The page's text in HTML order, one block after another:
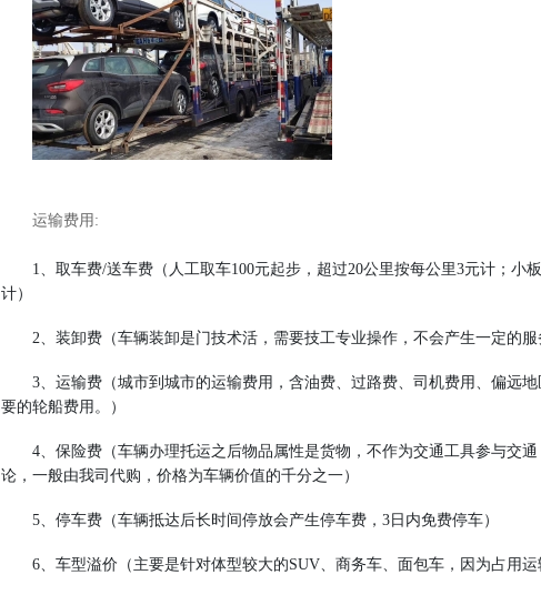
运输费用:
1、取车费/送车费（人工取车100元起步，超过20公里按每公里3元计；小
计）
2、装卸费（车辆装卸是门技术活，需要技工专业操作，不会产生一定的服
3、运输费（城市到城市的运输费用，含油费、过路费、司机费用、偏远
要的轮船费用。）
4、保险费（车辆办理托运之后物品属性是货物，不作为交通工具参与交
论，一般由我司代购，价格为车辆价值的千分之一）
5、停车费（车辆抵达后长时间停放会产生停车费，3日内免费停车）
6、车型溢价（主要是针对体型较大的SUV、商务车、面包车，因为占用运